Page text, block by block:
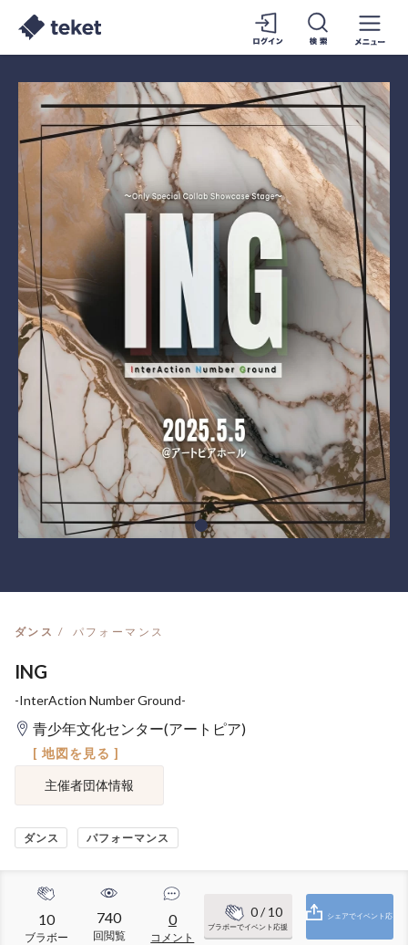
ダンス パフォーマンス
ING
-InterAction Number Ground-
青少年文化センター(アートピア)
[ 地図を見る ]
主催者団体情報
ダンス パフォーマンス
10
ブラボー
740
回閲覧
0
コメント
0/ 10
ブラボーでイベント応援
シェアでイベント応